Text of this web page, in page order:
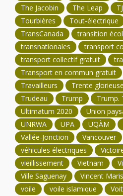
The Jacobin
The Leap
Tourbières
Tout-électrique
TransCanada
transition
transnationales
transport
transport collectif gratuit
Transport en commun gratuit
Travailleurs
Trente
Trudeau
Trump Trump.
Ultimatum 2020
Union
UNRWA
UPA UQÀM
Vallée-Jonction
Vancouver
véhicules électriques
vieillissement
Vietnam
Ville Saguenay
Vincent
voile
voile islamique